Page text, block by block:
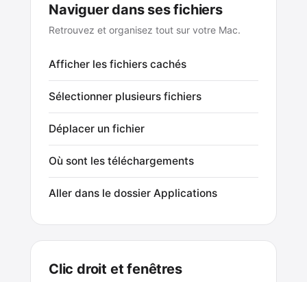
Naviguer dans ses fichiers
Retrouvez et organisez tout sur votre Mac.
Afficher les fichiers cachés
Sélectionner plusieurs fichiers
Déplacer un fichier
Où sont les téléchargements
Aller dans le dossier Applications
Clic droit et fenêtres